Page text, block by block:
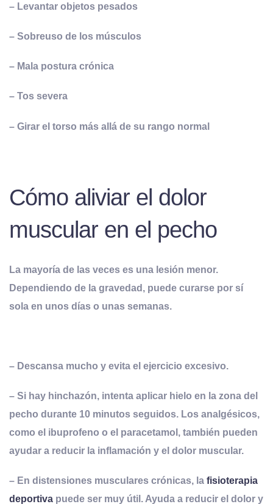
– Levantar objetos pesados
– Sobreuso de los músculos
– Mala postura crónica
– Tos severa
– Girar el torso más allá de su rango normal
Cómo aliviar el dolor
muscular en el pecho
La mayoría de las veces es una lesión menor.
Dependiendo de la gravedad, puede curarse por sí
sola en unos días o unas semanas.
– Descansa mucho y evita el ejercicio excesivo.
– Si hay hinchazón, intenta aplicar hielo en la zona del
pecho durante 10 minutos seguidos. Los analgésicos,
como el ibuprofeno o el paracetamol, también pueden
ayudar a reducir la inflamación y el dolor muscular.
– En distensiones musculares crónicas, la fisioterapia
deportiva puede ser muy útil. Ayuda a reducir el dolor y